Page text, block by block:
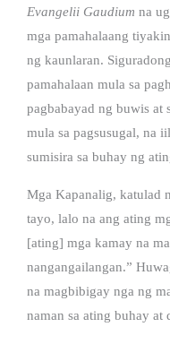
Evangelii Gaudium na
mga pamahalaang
ng kaunlaran.
pamahalaan mula sa
pagbabayad ng buwis at
mula sa pagsusugal, na
sumisira sa buhay ng
Mga Kapanalig, katulad
tayo, lalo na ang ating
[ating] mga kamay na
nangangailangan.”
na magbibigay nga ng
naman sa ating buhay at